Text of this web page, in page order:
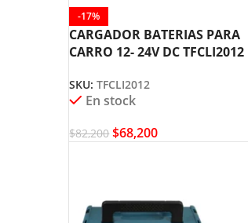
-17%
CARGADOR BATERIAS PARA
CARRO 12- 24V DC TFCLI2012
SKU:TFCLI2012
En stock
$82,200 $68,200